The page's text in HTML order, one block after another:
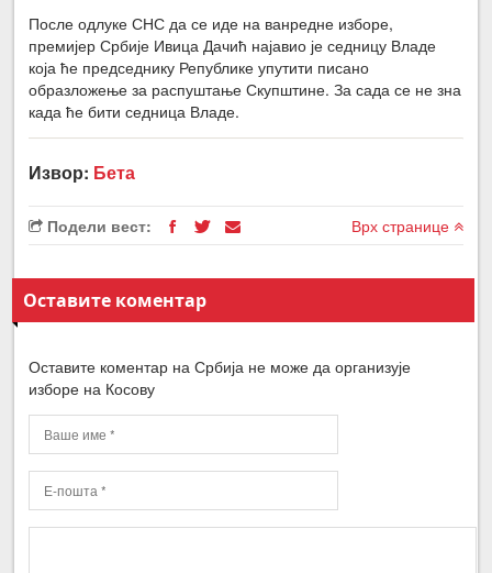
После одлуке СНС да се иде на ванредне изборе,
премијер Србије Ивица Дачић најавио је седницу Владе
која ће председнику Републике упутити писано
образложење за распуштање Скупштине. За сада се не зна
када ће бити седница Владе.
Извор: Бета
Подели вест: Врх странице
Оставите коментар
Оставите коментар на Србија не може да организује
изборе на Косову